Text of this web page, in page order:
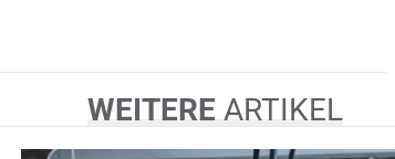
WEITERE ARTIKEL